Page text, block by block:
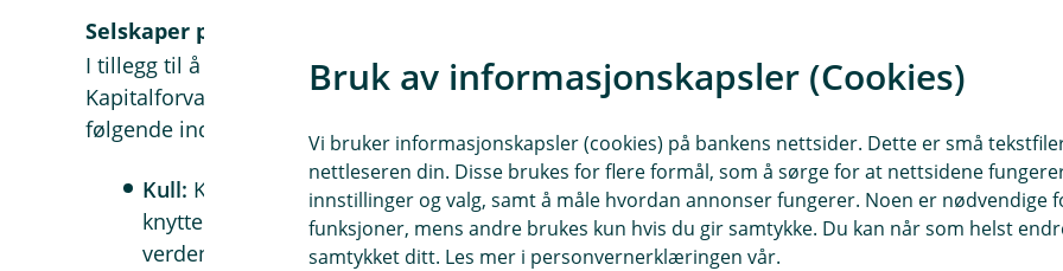
Selskaper på sperrelisten
I tillegg til å følge Norges Banks liste over ekskluderte selskaper, har Eika
Kapitalforvaltning også valgt å utvide listen til å inneholde selskaper innen
følgende industrier:
Kull: Kullbasert kraftproduksjon bidrar negativt til klima, i tillegg til at det
knytter seg usikkerhet rundt arbeidsforhold og sikkerhet i mange deler av
verden.
Bruk av informasjonskapsler (Cookies)
Vi bruker informasjonskapsler (cookies) på bankens nettsider. Dette er små
nettleseren din. Disse brukes for flere formål, som å sørge for at nettsidene
innstillinger og valg, samt å måle hvordan annonser fungerer. Noen er nødvendige
funksjoner, mens andre brukes kun hvis du gir samtykke. Du kan når som helst
samtykket ditt. Les mer i personvernerklæringen vår.